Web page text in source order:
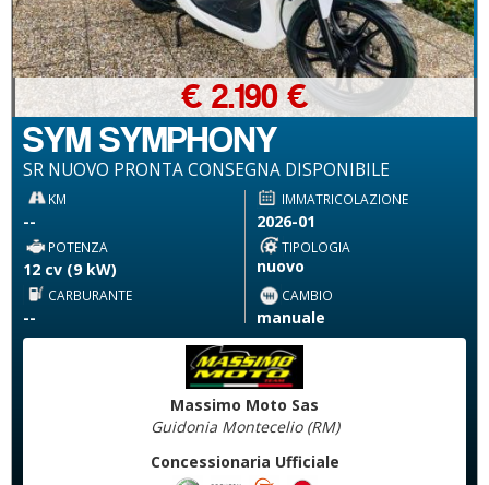
SYM SYMPHONY
SR NUOVO PRONTA CONSEGNA DISPONIBILE
€ 2.190 €
KM
--
IMMATRICOLAZIONE
2026-01
POTENZA
12 cv (9 kW)
TIPOLOGIA
nuovo
CARBURANTE
--
CAMBIO
manuale
Massimo Moto Sas
Guidonia Montecelio (RM)
Concessionaria Ufficiale